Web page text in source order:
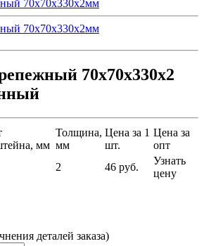
70х70х330х2
мм
Толщина,
мм
Цена за 1
шт.
Цена за
опт
2 46 руб.
Узнать
цену
деталей заказа)